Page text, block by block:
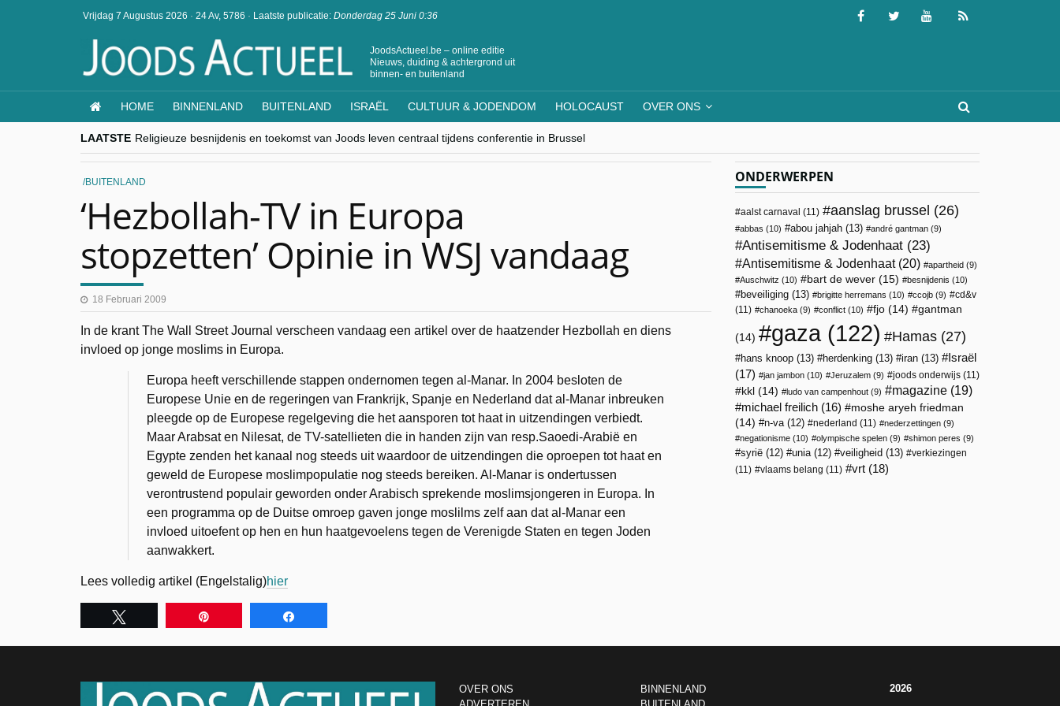
Vrijdag 7 Augustus 2026 · 24 Av, 5786 · Laatste publicatie: Donderdag 25 Juni 0:36
JoodsActueel.be – online editie
Nieuws, duiding & achtergrond uit
binnen- en buitenland
HOME BINNENLAND BUITENLAND ISRAËL CULTUUR & JODENDOM HOLOCAUST OVER ONS
LAATSTE Religieuze besnijdenis en toekomst van Joods leven centraal tijdens conferentie in Brussel
“Besnijdenisdebat toont hoe moeilijk seculiere Westen minderheden begrijpt”, Jinnih Beels (Vooruit)
CITYTRIP | ROEMENIË – Boekarest: de verrassing van Oost-Europa
“Vandaag zit elke Jood in België op de beklaagdenbank”
BUITENLAND
‘Hezbollah-TV in Europa
stopzetten’ Opinie in WSJ vandaag
18 Februari 2009
In de krant The Wall Street Journal verscheen vandaag een artikel over de haatzender Hezbollah en diens
invloed op jonge moslims in Europa.
Europa heeft verschillende stappen ondernomen tegen al-Manar. In 2004 besloten de
Europese Unie en de regeringen van Frankrijk, Spanje en Nederland dat al-Manar inbreuken
pleegde op de Europese regelgeving die het aansporen tot haat in uitzendingen verbiedt.
Maar Arabsat en Nilesat, de TV-satellieten die in handen zijn van resp.Saoedi-Arabië en
Egypte zenden het kanaal nog steeds uit waardoor de uitzendingen die oproepen tot haat en
geweld de Europese moslimpopulatie nog steeds bereiken. Al-Manar is ondertussen
verontrustend populair geworden onder Arabisch sprekende moslimsjongeren in Europa. In
een programma op de Duitse omroep gaven jonge moslilms zelf aan dat al-Manar een
invloed uitoefent op hen en hun haatgevoelens tegen de Verenigde Staten en tegen Joden
aanwakkert.
Lees volledig artikel (Engelstalig)hier
ONDERWERPEN
aalst carnaval (11) aanslag brussel (26)
abbas (10) abou jahjah (13) andré gantman (9)
Antisemitisme & Jodenhaat (23)
Antisemitisme & Jodenhaat(20) apartheid (9)
Auschwitz (10) bart de wever (15) besnijdenis (10)
beveiliging (13) brigitte herremans (10) ccojb (9)
cd&v
(11)
chanoeka (9) conflict (10) fjo (14) gantman
(14) gaza(122) Hamas (27)
hans knoop (13) herdenking (13) iran (13)
Israël
(17)
jan jambon (10) Jeruzalem (9) joods onderwijs (11)
kkl (14) ludo van campenhout (9) magazine (19)
michael freilich (16)
moshe aryeh friedman
(14)
n-va(12) nederland (11) nederzettingen (9)
negationisme (10) olympische spelen (9) shimon peres (9)
syrië (12) unia(12) veiligheid (13)
verkiezingen
(11)
vlaams belang (11) vrt (18)
OVER ONS
BINNENLAND
2026